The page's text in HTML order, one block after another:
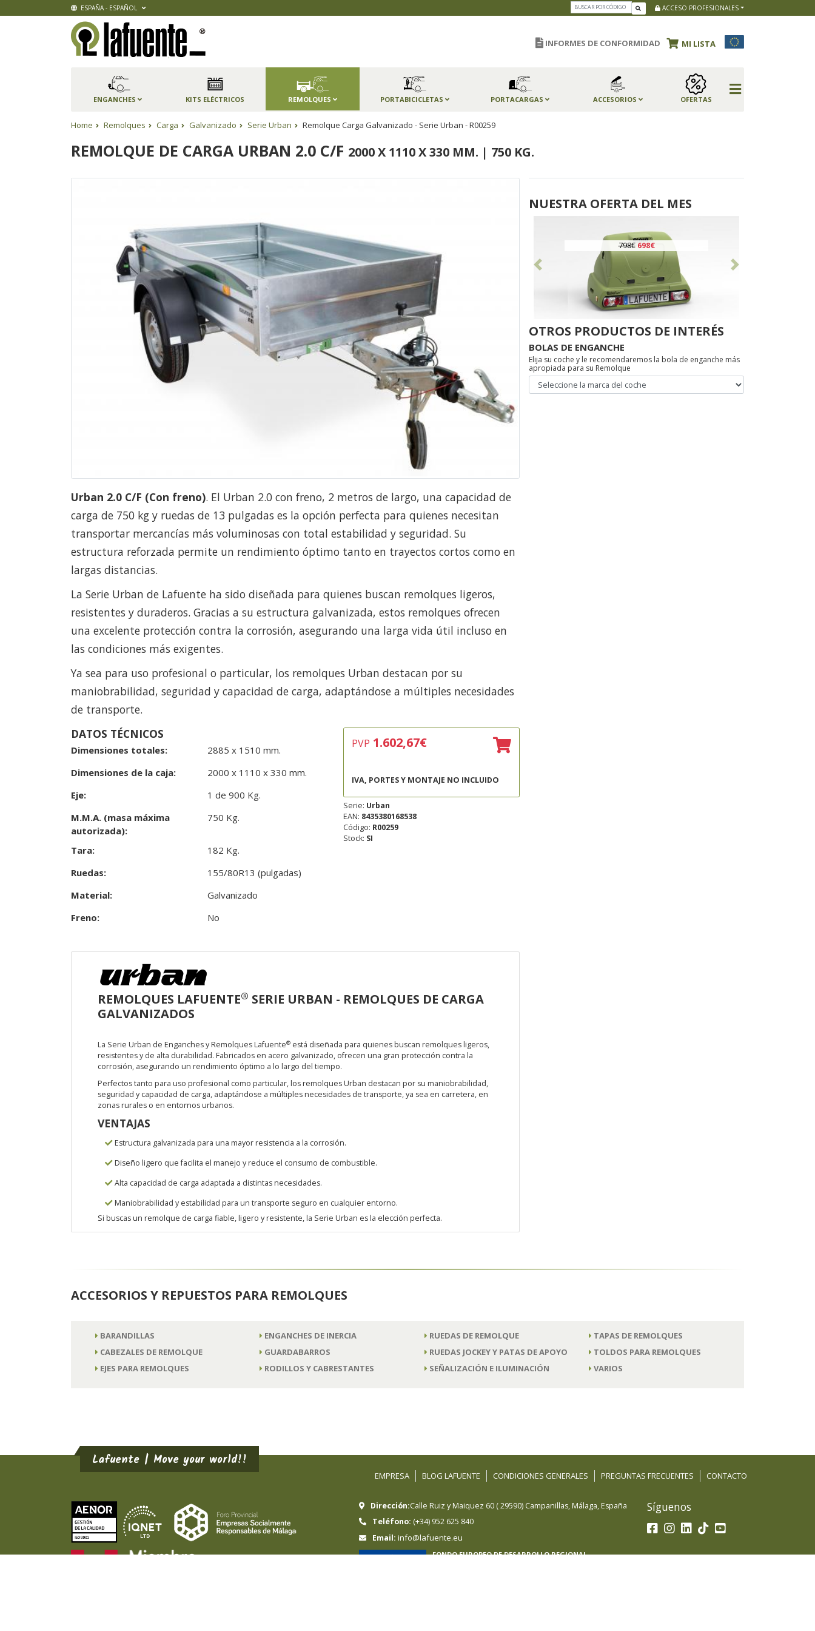
ESPAÑA - ESPAÑOL ACCESO PROFESIONALES
INFORMES DE CONFORMIDAD MI LISTA
ENGANCHES KITS ELÉCTRICOS REMOLQUES PORTABICICLETAS PORTACARGAS ACCESORIOS OFERTAS
Home Remolques Carga Galvanizado Serie Urban Remolque Carga Galvanizado - Serie Urban - R00259
REMOLQUE DE CARGA URBAN 2.0 C/F 2000 X 1110 X 330 MM. | 750 KG.
Urban 2.0 C/F (Con freno). El Urban 2.0 con freno, 2 metros de largo, una capacidad de
carga de 750 kg y ruedas de 13 pulgadas es la opción perfecta para quienes necesitan
transportar mercancías más voluminosas con total estabilidad y seguridad. Su
estructura reforzada permite un rendimiento óptimo tanto en trayectos cortos como en
largas distancias.
La Serie Urban de Lafuente ha sido diseñada para quienes buscan remolques ligeros,
resistentes y duraderos. Gracias a su estructura galvanizada, estos remolques ofrecen
una excelente protección contra la corrosión, asegurando una larga vida útil incluso en
las condiciones más exigentes.
Ya sea para uso profesional o particular, los remolques Urban destacan por su
maniobrabilidad, seguridad y capacidad de carga, adaptándose a múltiples necesidades
de transporte.
DATOS TÉCNICOS
Dimensiones totales:
2885 x 1510 mm.
Dimensiones de la caja:
2000 x 1110 x 330 mm.
Eje:
1 de 900 Kg.
M.M.A. (masa máxima
autorizada):
750 Kg.
Tara:
182 Kg.
Ruedas:
155/80R13 (pulgadas)
Material:
Galvanizado
Freno:
No
PVP 1.602,67€
IVA, PORTES Y MONTAJE NO INCLUIDO
Serie: Urban
EAN: 8435380168538
Código: R00259
Stock: SI
REMOLQUES LAFUENTE® SERIE URBAN - REMOLQUES DE CARGA
GALVANIZADOS
La Serie Urban de Enganches y Remolques Lafuente®está diseñada para quienes buscan remolques ligeros,
resistentes y de alta durabilidad. Fabricados en acero galvanizado, ofrecen una gran protección contra la
corrosión, asegurando un rendimiento óptimo a lo largo del tiempo.
Perfectos tanto para uso profesional como particular, los remolques Urban destacan por su maniobrabilidad,
seguridad y capacidad de carga, adaptándose a múltiples necesidades de transporte, ya sea en carretera, en
zonas rurales o en entornos urbanos.
VENTAJAS
Estructura galvanizada para una mayor resistencia a la corrosión.
Diseño ligero que facilita el manejo y reduce el consumo de combustible.
Alta capacidad de carga adaptada a distintas necesidades.
Maniobrabilidad y estabilidad para un transporte seguro en cualquier entorno.
Si buscas un remolque de carga fiable, ligero y resistente, la Serie Urban es la elección perfecta.
NUESTRA OFERTA DEL MES
798€ 698€
OTROS PRODUCTOS DE INTERÉS
BOLAS DE ENGANCHE
Elija su coche y le recomendaremos la bola de enganche más
apropiada para su Remolque
ACCESORIOS Y REPUESTOS PARA REMOLQUES
BARANDILLAS
CABEZALES DE REMOLQUE
EJES PARA REMOLQUES
ENGANCHES DE INERCIA
GUARDABARROS
RODILLOS Y CABRESTANTES
RUEDAS DE REMOLQUE
RUEDAS JOCKEY Y PATAS DE APOYO
SEÑALIZACIÓN E ILUMINACIÓN
TAPAS DE REMOLQUES
TOLDOS PARA REMOLQUES
VARIOS
Lafuente | Move your world!!
EMPRESA BLOG LAFUENTE CONDICIONES GENERALES PREGUNTAS FRECUENTES CONTACTO
Dirección:Calle Ruiz y Maiquez 60 (29590) Campanillas, Málaga, España
Teléfono: (+34) 952 625 840
Email: info@lafuente.eu
Síguenos
FONDO EUROPEO DE DESARROLLO REGIONAL